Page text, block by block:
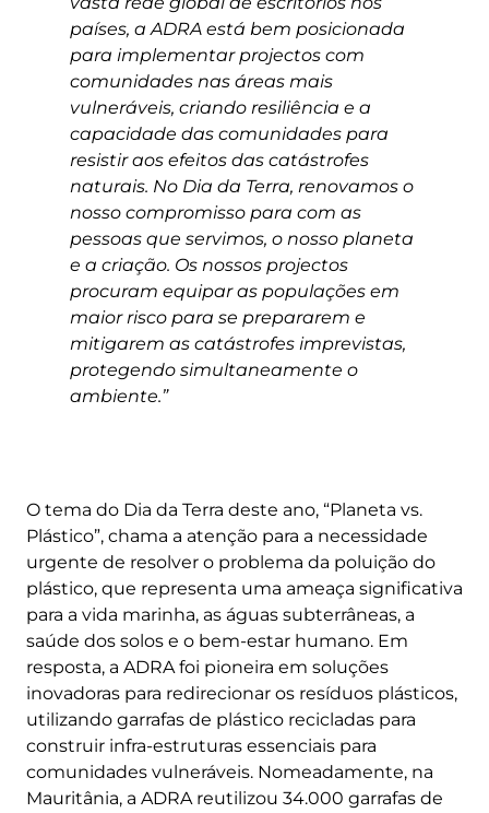
países, a ADRA está bem posicionada
para implementar projectos com
comunidades nas áreas mais
vulneráveis, criando resiliência e a
capacidade das comunidades para
resistir aos efeitos das catástrofes
naturais. No Dia da Terra, renovamos o
nosso compromisso para com as
pessoas que servimos, o nosso planeta
e a criação. Os nossos projectos
procuram equipar as populações em
maior risco para se prepararem e
mitigarem as catástrofes imprevistas,
protegendo simultaneamente o
ambiente.”
O tema do Dia da Terra deste ano, “Planeta vs.
Plástico”, chama a atenção para a necessidade
urgente de resolver o problema da poluição do
plástico, que representa uma ameaça significativa
para a vida marinha, as águas subterrâneas, a
saúde dos solos e o bem-estar humano. Em
resposta, a ADRA foi pioneira em soluções
inovadoras para redirecionar os resíduos plásticos,
utilizando garrafas de plástico recicladas para
construir infra-estruturas essenciais para
comunidades vulneráveis. Nomeadamente, na
Mauritânia, a ADRA reutilizou 34.000 garrafas de